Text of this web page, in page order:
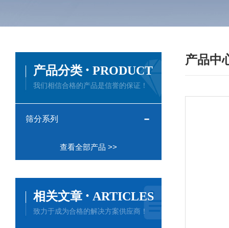
产品中
产品分类 · PRODUCT
我们相信合格的产品是信誉的保证！
筛分系列
查看全部产品 >>
相关文章 · ARTICLES
致力于成为合格的解决方案供应商！